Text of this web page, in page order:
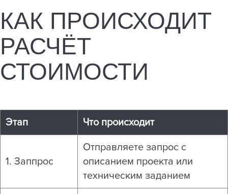
КАК ПРОИСХОДИТ
РАСЧЁТ
СТОИМОСТИ
Этап Что происходит
1. Заппрос
Отправляете запрос с
описанием проекта или
техническим заданием